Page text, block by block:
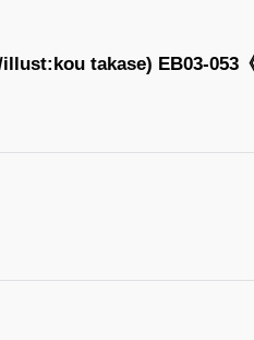
/illust:kou takase) EB03-053